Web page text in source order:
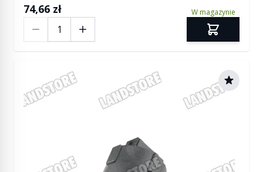
74,66 zł W magazynie